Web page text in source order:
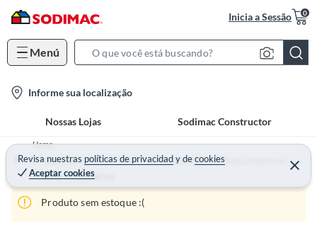
Inicia a Sessão 0
Menú
S
c
h
B
a
Informe sua localização
Nossas Lojas Sodimac Constructor
Revisa nuestras políticas de privacidadydecookies
Aceptar cookies
Home
Decoração, Utilidades Domésticas e Iluminação - Utilidades Domésticas
Copos, Taças e Jarras
Produto sem estoque :(